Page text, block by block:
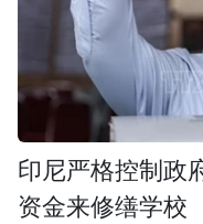
印尼严格控制政
资金来修缮学校